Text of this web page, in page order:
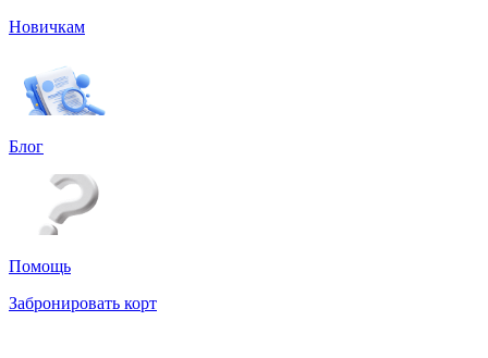
Новичкам
Блог
Помощь
Забронировать корт